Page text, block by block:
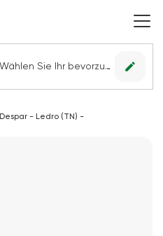
Kein Geschäft ausgewählt. Wählen Sie Ihr bevorzugtes Geschäft, um alle Angebote sehen zu können. edit
Despar - Ledro (TN) -